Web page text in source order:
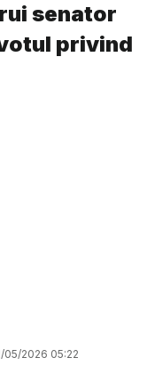
senator
privind
05/2026 05:22